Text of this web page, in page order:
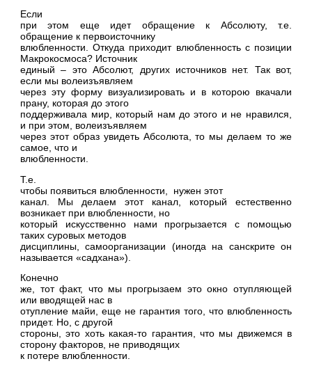
Если
при этом еще идет обращение к Абсолюту, т.е.
обращение к первоисточнику
влюбленности. Откуда приходит влюбленность с позиции
Макрокосмоса? Источник
единый – это Абсолют, других источников нет. Так вот,
если мы волеизъявляем
через эту форму визуализировать и в которою вкачали
прану, которая до этого
поддерживала мир, который нам до этого и не нравился,
и при этом, волеизъявляем
через этот образ увидеть Абсолюта, то мы делаем то же
самое, что и
влюбленности.
Т.е.
чтобы появиться влюбленности,
нужен этот
канал. Мы делаем этот канал, который естественно
возникает при влюбленности, но
который искусственно нами прогрызается с помощью
таких суровых методов
дисциплины, самоорганизации (иногда на санскрите он
называется «садхана»).
Конечно
же, тот факт, что мы прогрызаем это окно отупляющей
или вводящей нас в
отупление майи, еще не гарантия того, что влюбленность
придет. Но, с другой
стороны, это хоть какая-то гарантия, что мы движемся в
сторону факторов, не приводящих
к потере влюбленности.